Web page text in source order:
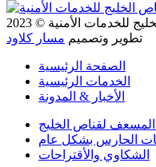
للخدمات الأمنية © 2023
تطوير وتصميم مسار كلاود
الصفحة الرئيسية
الخدمات الرئيسية
الأخبار & المدونة
الحارس بشكل عام
الشكاوي والأقتراحات